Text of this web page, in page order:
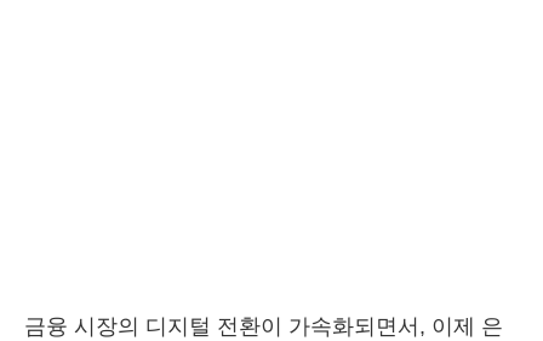
금융 시장의 디지털 전환이 가속화되면서, 이제 은